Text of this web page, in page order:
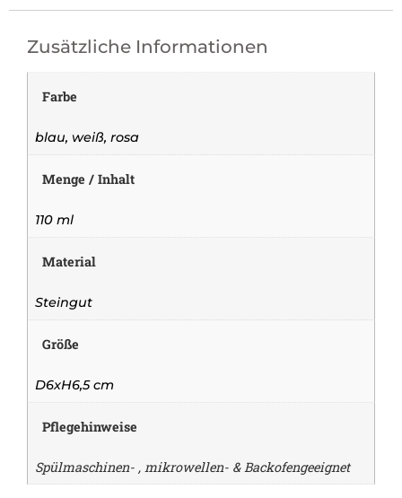
Zusätzliche Informationen
Farbe
blau, weiß, rosa
Menge / Inhalt
110 ml
Material
Steingut
Größe
D6xH6,5 cm
Pflegehinweise
Spülmaschinen- , mikrowellen- & Backofengeeignet